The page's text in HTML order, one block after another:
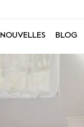
NOUVELLES BLOG